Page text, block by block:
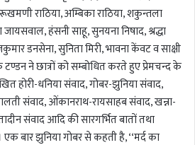
राठिया, अम्बिका राठिया, शकुन्तला
जायसवाल, हंसनी साहू, सुनयना निषाद, श्रद्धा
डनसेना, सुनिता मिरी, भावना केंवट व साक्षी
ने छात्रों को सम्बोधित करते हुए प्रेमचन्द के
होरी-धनिया संवाद, गोबर-झुनिया संवाद,
संवाद, ओंकानराथ-रायसाहब संवाद, खन्ना-
संवाद आदि की सारगर्भित बातों तथा
बार झुनिया गोबर से कहती है, ‘‘मर्द का